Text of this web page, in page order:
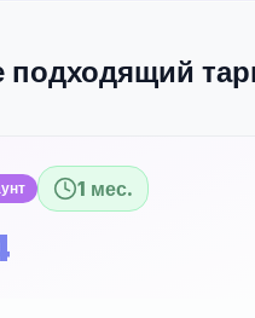
подходящий
1 мес.